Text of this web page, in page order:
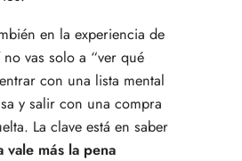
en la experiencia de
vas solo a “ver qué
con una lista mental
y salir con una compra
La clave está en saber
vale más la pena